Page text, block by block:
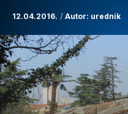
12.04.2016. Autor: urednik